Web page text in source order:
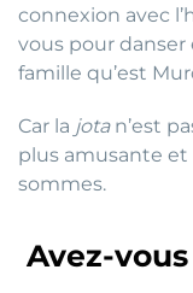
connexion avec
vous pour
famille qu’est
Car la jotan’est
plus amusante
sommes.
Avez-